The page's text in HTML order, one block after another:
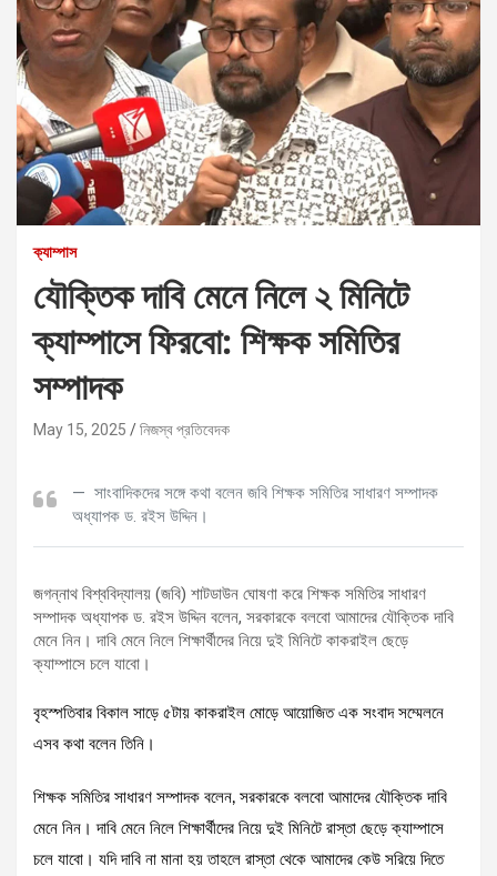
ক্যাম্পাস
যৌক্তিক দাবি মেনে নিলে ২ মিনিটে
ক্যাম্পাসে ফিরবো: শিক্ষক সমিতির
সম্পাদক
May 15, 2025 নিজস্ব প্রতিবেদক
সাংবাদিকদের সঙ্গে কথা বলেন জবি শিক্ষক সমিতির সাধারণ সম্পাদক
অধ্যাপক ড. রইস উদ্দিন।
জগন্নাথ বিশ্ববিদ্যালয় (জবি) শাটডাউন ঘোষণা করে শিক্ষক সমিতির সাধারণ
সম্পাদক অধ্যাপক ড. রইস উদ্দিন বলেন, সরকারকে বলবো আমাদের যৌক্তিক দাবি
মেনে নিন। দাবি মেনে নিলে শিক্ষার্থীদের নিয়ে দুই মিনিটে কাকরাইল ছেড়ে
ক্যাম্পাসে চলে যাবো।
বৃহস্পতিবার বিকাল সাড়ে ৫টায় কাকরাইল মোড়ে আয়োজিত এক সংবাদ সম্মেলনে
এসব কথা বলেন তিনি।
শিক্ষক সমিতির সাধারণ সম্পাদক বলেন, সরকারকে বলবো আমাদের যৌক্তিক দাবি
মেনে নিন। দাবি মেনে নিলে শিক্ষার্থীদের নিয়ে দুই মিনিটে রাস্তা ছেড়ে ক্যাম্পাসে
চলে যাবো। যদি দাবি না মানা হয় তাহলে রাস্তা থেকে আমাদের কেউ সরিয়ে দিতে